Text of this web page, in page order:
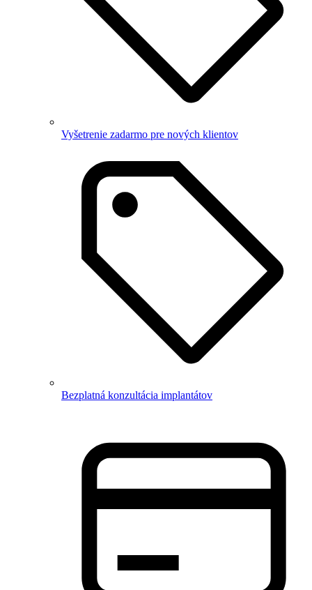
Vyšetrenie zadarmo pre nových klientov
Bezplatná konzultácia implantátov